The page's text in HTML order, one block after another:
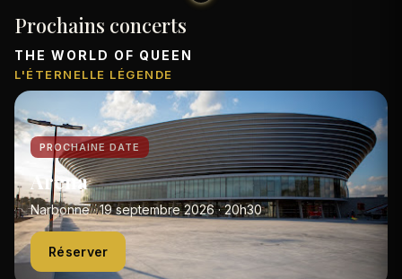
Prochains concerts
THE WORLD OF QUEEN
L'ÉTERNELLE LÉGENDE
PROCHAINE DATE
Arena
Narbonne · 19 septembre 2026 · 20h30
Réserver